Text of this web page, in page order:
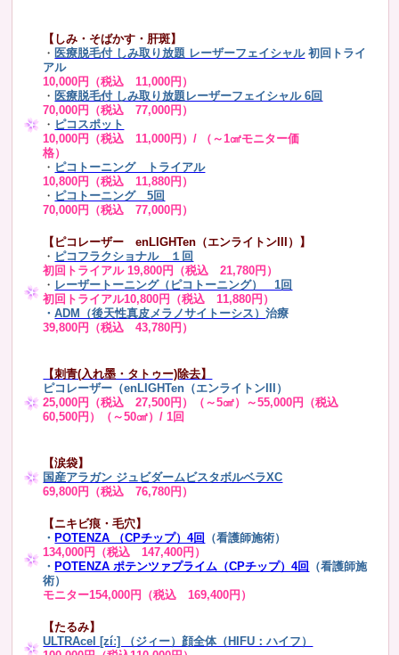
【しみ・そばかす・肝斑】
・ 医療脱毛付 しみ取り放題 レーザーフェイシャル 初回トライ
アル
10,000円（税込 11,000円）
・ 医療脱毛付 しみ取り放題レーザーフェイシャル 6回
70,000円（税込 77,000円）
・ ピコスポット
10,000円（税込 11,000円）/ （～1㎠モニター価
格）
・ ピコトーニング トライアル
10,800円（税込 11,880円）
・ ピコトーニング 5回
70,000円（税込 77,000円）
【ピコレーザー enLIGHTen（エンライトンIII）】
・ ピコフラクショナル １回
初回トライアル 19,800円（税込 21,780円）
・ レーザートーニング（ピコトーニング） 1回
初回トライアル10,800円（税込 11,880円）
・ADM（後天性真皮メラノサイトーシス）治療
39,800円（税込 43,780円）
【刺青(入れ墨・タトゥー)除去】
ピコレーザー（enLIGHTen（エンライトンIII）
25,000円（税込 27,500円）（～5㎠）～55,000円（税込
60,500円）（～50㎠）/ 1回
【涙袋】
国産アラガン ジュビダームビスタボルベラXC
69,800円（税込 76,780円）
【ニキビ痕・毛穴】
・POTENZA （CPチップ）4回 （看護師施術）
134,000円（税込 147,400円）
・POTENZA ポテンツァプライム（CPチップ）4回 （看護師施
術）
モニター154,000円（税込 169,400円）
【たるみ】
ULTRAcel [zíː] （ジィー）顔全体（HIFU：ハイフ）